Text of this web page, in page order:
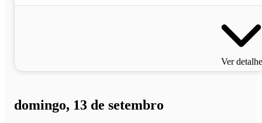
Ver
domingo, 13 de setembro